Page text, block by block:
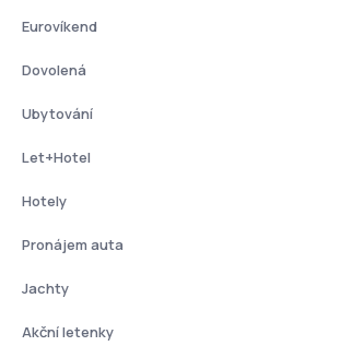
Eurovíkend
Dovolená
Ubytování
Let+Hotel
Hotely
Pronájem auta
Jachty
Akční letenky